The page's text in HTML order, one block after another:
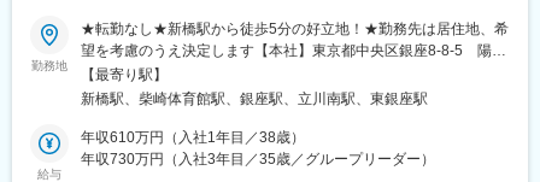
駅、本町駅、千里中央駅(北大阪急行)、野田駅(大阪環状線)、京橋
駅(大阪府)、堺東駅、中百舌鳥駅、江坂駅、南森町駅、弁天町駅、
樟葉駅、西中島南方駅、西九条駅、大正駅(大阪府)、上新庄駅、堺
駅、寝屋川市駅、枚方市駅、茨木市駅、高槻市駅、鴻池新田駅、
駅、北花田駅、富田駅(大阪府)、大阪駅、梅田駅(地下鉄)、天王寺
駅、東梅田駅、新大阪駅、新今宮駅、堺筋本町駅、谷町六丁目
勤務地
★転勤なし★新橋駅から徒歩5分の好立地！★勤務先は居住地、希
望を考慮のうえ決定します【本社】東京都中央区銀座8-8-5 陽栄
銀座ビル3階＜アクセス＞・JR、地下鉄「新橋駅」より徒歩5分
【立川事業所】東京都立川市柴崎町4-6-3＜アクセス＞・多摩モノ
歩10分※業務状況に応じて、本社および立川事業所両方へ出勤の
可能性があります。※受動喫煙対策：屋内全面禁煙
【最寄り駅】
新橋駅、柴崎体育館駅、銀座駅、立川南駅、東銀座駅
給与
年収610万円（入社1年目／38歳）
年収730万円（入社3年目／35歳／グループリーダー）